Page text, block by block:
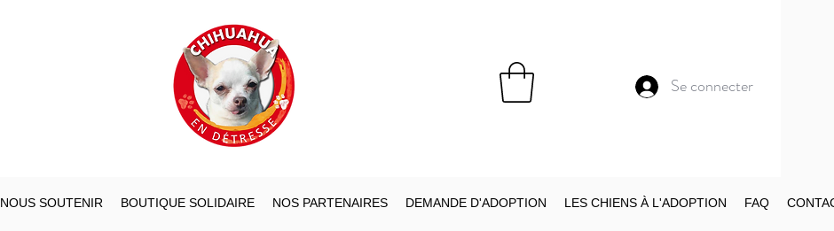
Se connecter
NOUS SOUTENIR BOUTIQUE SOLIDAIRE NOS PARTENAIRES DEMANDE D'ADOPTION LES CHIENS À L'ADOPTION FAQ